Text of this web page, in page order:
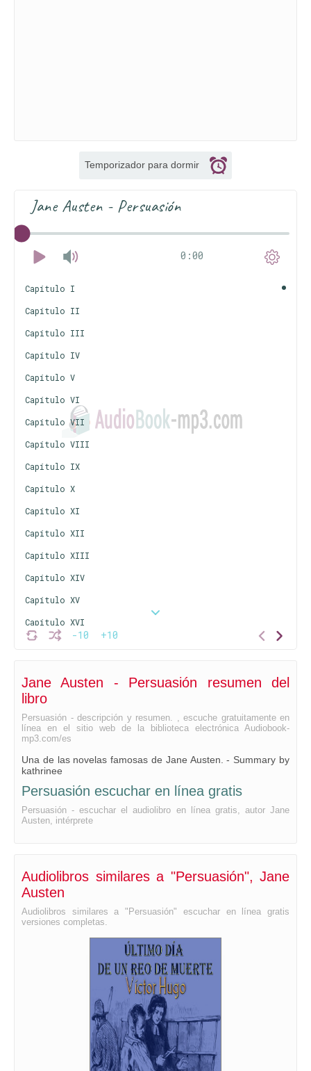
Temporizador para dormir
Jane Austen - Persuasión
0:00
-10 +10
Capítulo I
Capítulo II
Capítulo III
Capítulo IV
Capítulo V
Capítulo VI
Capítulo VII
Capítulo VIII
Capítulo IX
Capítulo X
Capítulo XI
Capítulo XII
Capítulo XIII
Capítulo XIV
Capítulo XV
Capítulo XVI
Capítulo XVII
Capítulo XIX
Capítulo XXI
Capítulo XXII
Capítulo XXIII
Jane Austen - Persuasión resumen del
libro
Persuasión - descripción y resumen. , escuche gratuitamente en
línea en el sitio web de la biblioteca electrónica Audiobook-
mp3.com/es
Una de las novelas famosas de Jane Austen. - Summary by
kathrinee
Persuasión escuchar en línea gratis
Persuasión - escuchar el audiolibro en línea gratis, autor Jane
Austen, intérprete
Audiolibros similares a "Persuasión", Jane
Austen
Audiolibros similares a "Persuasión" escuchar en línea gratis
versiones completas.